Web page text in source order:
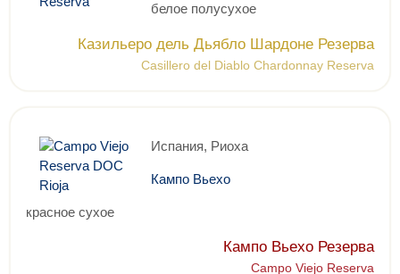
белое полусухое
Казильеро дель Дьябло Шардоне Резерва
Casillero del Diablo Chardonnay Reserva
Испания, Риоха
Кампо Вьехо
красное сухое
Кампо Вьехо Резерва
Campo Viejo Reserva